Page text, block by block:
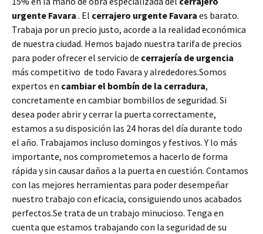
urgente Favara . El cerrajero urgente Favara es barato.
Trabaja por un precio justo, acorde a la realidad económica
de nuestra ciudad. Hemos bajado nuestra tarifa de precios
para poder ofrecer el servicio de cerrajería de urgencia
más competitivo de todo Favara y alrededores.Somos
expertos en cambiar el bombín de la cerradura,
concretamente en cambiar bombillos de seguridad. Si
desea poder abrir y cerrar la puerta correctamente,
estamos a su disposición las 24 horas del día durante todo
el año. Trabajamos incluso domingos y festivos. Y lo más
importante, nos comprometemos a hacerlo de forma
rápida y sin causar daños a la puerta en cuestión. Contamos
con las mejores herramientas para poder desempeñar
nuestro trabajo con eficacia, consiguiendo unos acabados
perfectos.Se trata de un trabajo minucioso. Tenga en
cuenta que estamos trabajando con la seguridad de su